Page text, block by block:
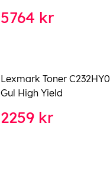
5764 kr
Lexmark Toner C232HY0
Gul High Yield
2259 kr